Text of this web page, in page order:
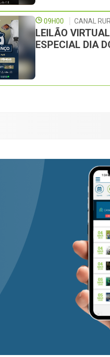
09H00 CANAL
LEILÃO
ESPECIAL DIA